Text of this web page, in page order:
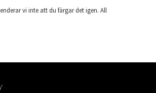
vi inte att du färgar det igen. All